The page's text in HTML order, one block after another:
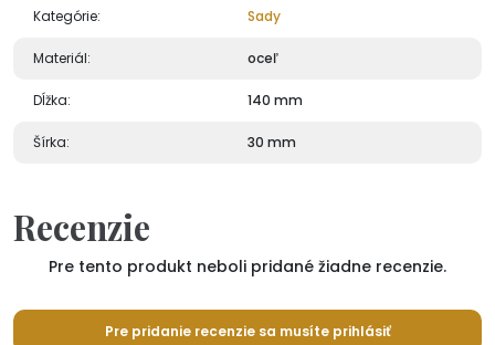
Kategórie: Sady
Materiál: oceľ
Dĺžka: 140 mm
Šírka: 30 mm
Recenzie
Pre tento produkt neboli pridané žiadne recenzie.
Pre pridanie recenzie sa musíte prihlásiť